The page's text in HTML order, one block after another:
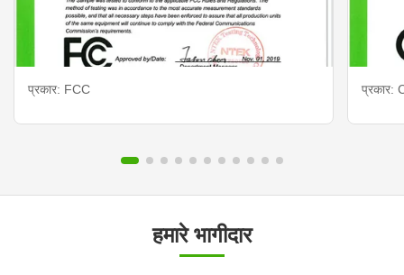
प्रकार: FCC प्रकार:
हमारे भागीदार